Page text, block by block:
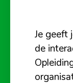
Je geeft
de